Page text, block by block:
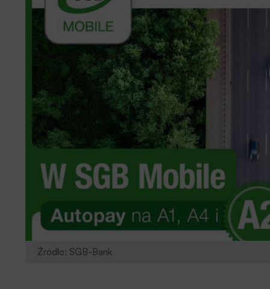
Źródło: SGB-Bank